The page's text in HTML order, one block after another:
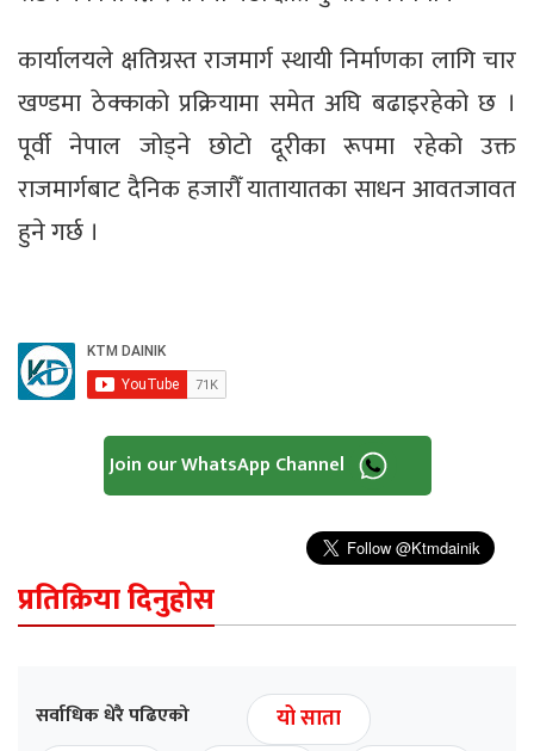
कार्यालयले क्षतिग्रस्त राजमार्ग स्थायी निर्माणका लागि चार
खण्डमा ठेक्काको प्रक्रियामा समेत अघि बढाइरहेको छ ।
पूर्वी नेपाल जोड्ने छोटो दूरीका रूपमा रहेको उक्त
राजमार्गबाट दैनिक हजारौँ यातायातका साधन आवतजावत
हुने गर्छ ।
Join our WhatsApp Channel
प्रतिक्रिया दिनुहोस
सर्वाधिक धेरै पढिएको
यो साता